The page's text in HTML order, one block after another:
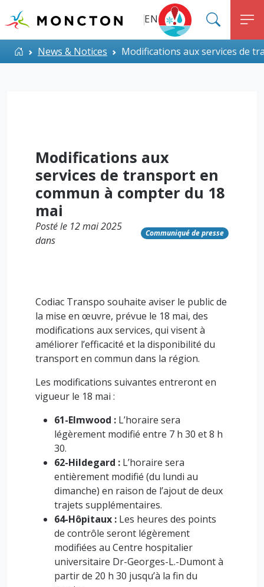
Top Menu
EN
ALERT MONCTON
Accueil
News & Notices Modifications aux services de
Modifications aux
services de transport en
commun à compter du 18
mai
Posté le 12 mai 2025
dans
Communiqué de presse
Codiac Transpo souhaite aviser le public de
la mise en œuvre, prévue le 18 mai, des
modifications aux services, qui visent à
améliorer l’efficacité et la disponibilité du
transport en commun dans la région.
Les modifications suivantes entreront en
vigueur le 18 mai :
61-Elmwood : L’horaire sera
légèrement modifié entre 7 h 30 et 8 h
30.
62-Hildegard : L’horaire sera
entièrement modifié (du lundi au
dimanche) en raison de l’ajout de deux
trajets supplémentaires.
64-Hôpitaux : Les heures des points
de contrôle seront légèrement
modifiées au Centre hospitalier
universitaire Dr-Georges-L.-Dumont à
partir de 20 h 30 jusqu’à la fin du